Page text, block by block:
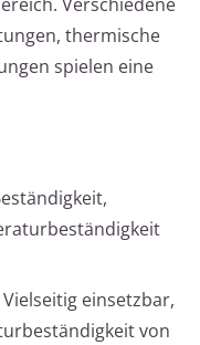
thermische
spielen eine
Vielseitig einsetzbar,
von